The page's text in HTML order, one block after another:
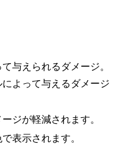
与えられるダメージ。
よって与えるダメージ
ジが軽減されます。
表示されます。